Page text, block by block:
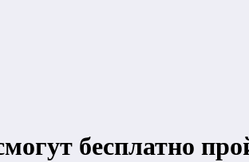
бесплатно